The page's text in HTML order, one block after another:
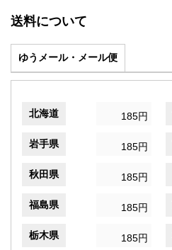
送料について
ゆうメール・メール便
北海道 185円
岩手県 185円
秋田県 185円
福島県 185円
栃木県 185円